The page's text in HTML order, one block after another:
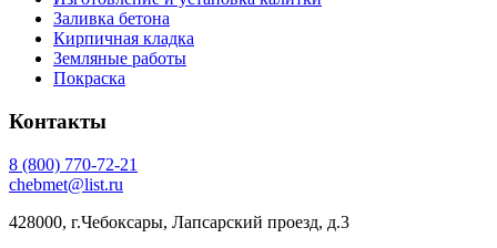
Заливка бетона
Кирпичная кладка
Земляные работы
Покраска
Контакты
8 (800) 770-72-21
chebmet@list.ru
428000, г.Чебоксары, Лапсарский проезд, д.3